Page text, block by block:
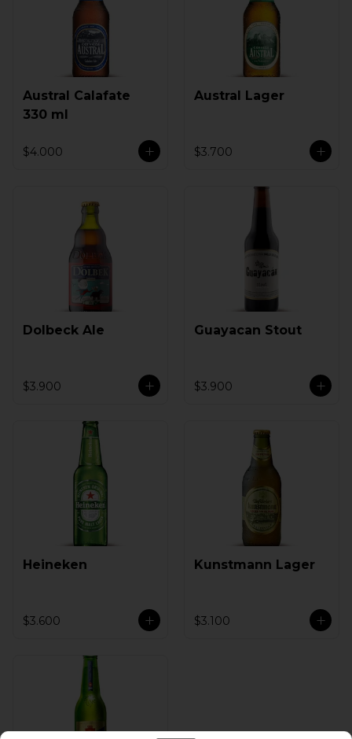
Austral Calafate
330 ml
$4.000
Austral Lager
$3.700
Dolbeck Ale
$3.900
Guayacan Stout
$3.900
Heineken
$3.600
Kunstmann Lager
$3.100